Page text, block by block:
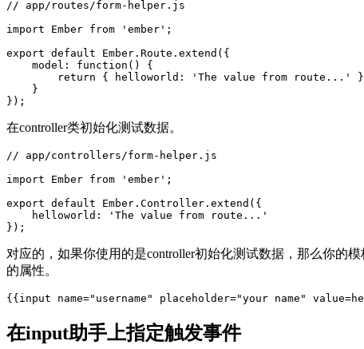
// app/routes/form-helper.js
import Ember from 'ember';
export default Ember.Route.extend({
    model: function() {
        return { helloworld: 'The value from route...' }
    }
在controller类初始化测试数据。
// app/controllers/form-helper.js
import Ember from 'ember';
export default Ember.Controller.extend({
    helloworld: 'The value from route...'
对应的，如果你使用的是controller初始化测试数据，那么你的
的属性。
在input助手上指定触发事件